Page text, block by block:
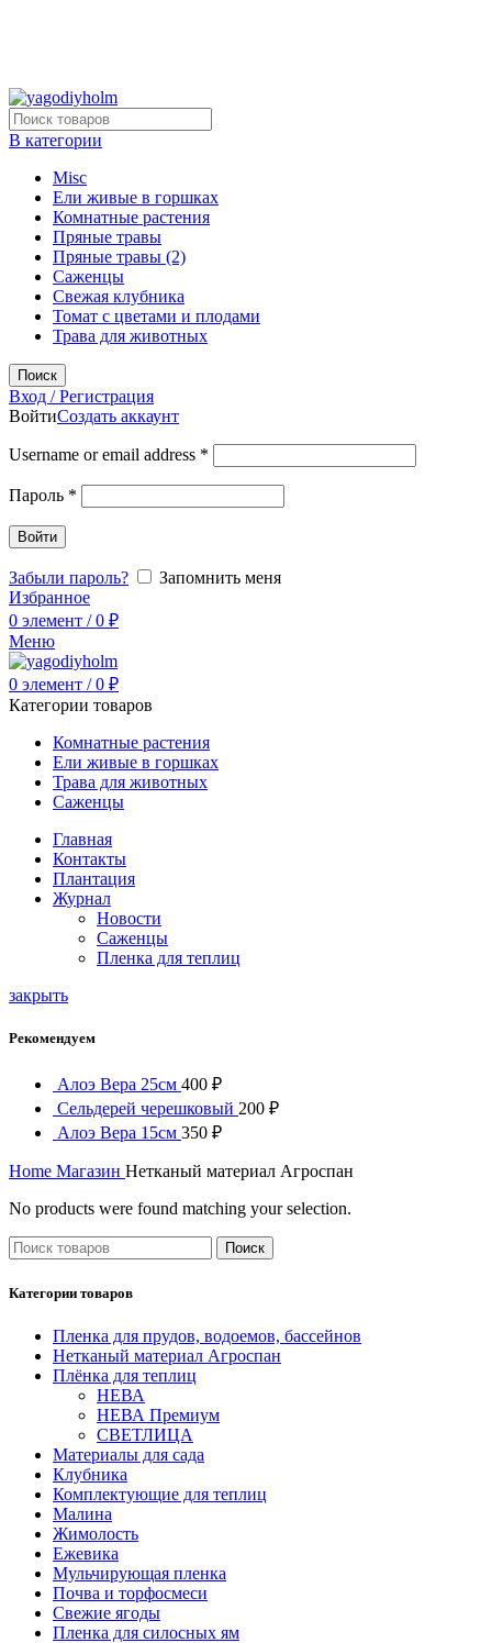
В категории
Misc
Ели живые в горшках
Комнатные растения
Пряные травы
Пряные травы (2)
Саженцы
Свежая клубника
Томат с цветами и плодами
Трава для животных
Поиск
Вход / Регистрация
ВойтиСоздать аккаунт
Username or email address *
Пароль *
Войти
Забыли пароль?
Запомнить меня
Избранное
0 элемент / 0 ₽
Меню
0 элемент / 0 ₽
Категории товаров
Комнатные растения
Ели живые в горшках
Трава для животных
Саженцы
Главная
Контакты
Плантация
Журнал
Новости
Саженцы
Пленка для теплиц
закрыть
Рекомендуем
Алоэ Вера 25см 400 ₽
Сельдерей черешковый 200 ₽
Алоэ Вера 15см 350 ₽
Home Магазин Нетканый материал Агроспан
No products were found matching your selection.
Поиск
Категории товаров
Пленка для прудов, водоемов, бассейнов
Нетканый материал Агроспан
Плёнка для теплиц
НЕВА
НЕВА Премиум
СВЕТЛИЦА
Материалы для сада
Клубника
Комплектующие для теплиц
Малина
Жимолость
Ежевика
Мульчирующая пленка
Почва и торфосмеси
Свежие ягоды
Пленка для силосных ям